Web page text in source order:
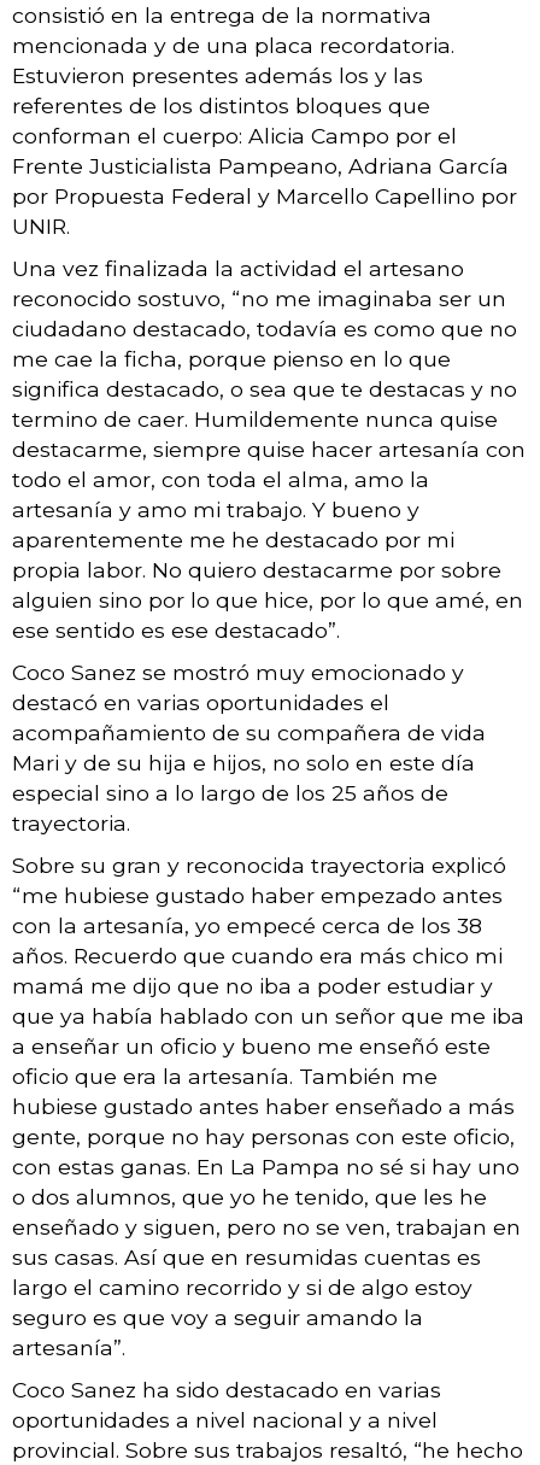
consistió en la entrega de la normativa
mencionada y de una placa recordatoria.
Estuvieron presentes además los y las
referentes de los distintos bloques que
conforman el cuerpo: Alicia Campo por el
Frente Justicialista Pampeano, Adriana García
por Propuesta Federal y Marcello Capellino por
UNIR.
Una vez finalizada la actividad el artesano
reconocido sostuvo, “no me imaginaba ser un
ciudadano destacado, todavía es como que no
me cae la ficha, porque pienso en lo que
significa destacado, o sea que te destacas y no
termino de caer. Humildemente nunca quise
destacarme, siempre quise hacer artesanía con
todo el amor, con toda el alma, amo la
artesanía y amo mi trabajo. Y bueno y
aparentemente me he destacado por mi
propia labor. No quiero destacarme por sobre
alguien sino por lo que hice, por lo que amé, en
ese sentido es ese destacado”.
Coco Sanez se mostró muy emocionado y
destacó en varias oportunidades el
acompañamiento de su compañera de vida
Mari y de su hija e hijos, no solo en este día
especial sino a lo largo de los 25 años de
trayectoria.
Sobre su gran y reconocida trayectoria explicó
“me hubiese gustado haber empezado antes
con la artesanía, yo empecé cerca de los 38
años. Recuerdo que cuando era más chico mi
mamá me dijo que no iba a poder estudiar y
que ya había hablado con un señor que me iba
a enseñar un oficio y bueno me enseñó este
oficio que era la artesanía. También me
hubiese gustado antes haber enseñado a más
gente, porque no hay personas con este oficio,
con estas ganas. En La Pampa no sé si hay uno
o dos alumnos, que yo he tenido, que les he
enseñado y siguen, pero no se ven, trabajan en
sus casas. Así que en resumidas cuentas es
largo el camino recorrido y si de algo estoy
seguro es que voy a seguir amando la
artesanía”.
Coco Sanez ha sido destacado en varias
oportunidades a nivel nacional y a nivel
provincial. Sobre sus trabajos resaltó, “he hecho